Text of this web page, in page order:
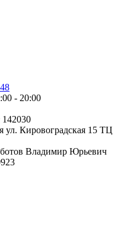
- 20:00
Кировоградская 15 ТЦ
Владимир Юрьевич